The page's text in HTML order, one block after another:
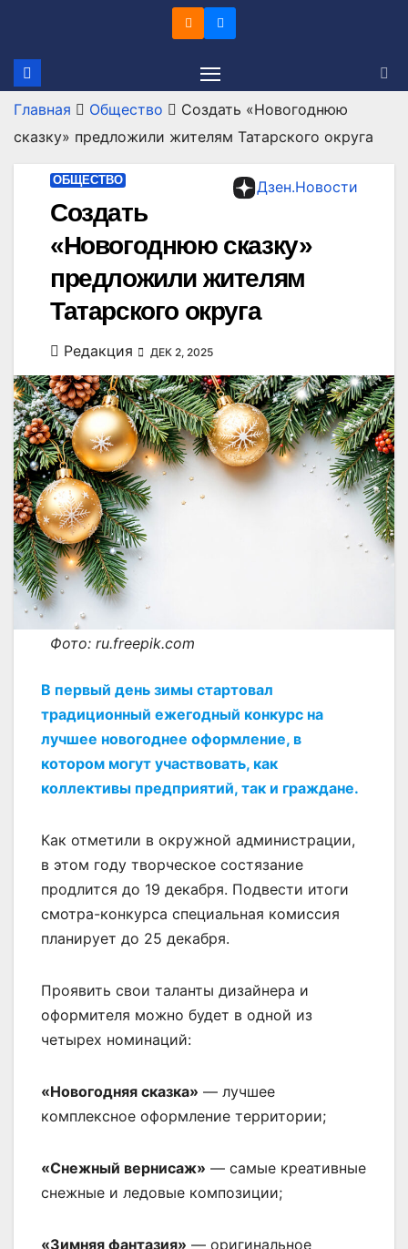
содержимому
Главная Общество
Создать «Новогоднюю
сказку» предложили жителям Татарского округа
Дзен.Новости
ОБЩЕСТВО
Создать
«Новогоднюю сказку»
предложили жителям
Татарского округа
Редакция ДЕК 2, 2025
Фото: ru.freepik.com
В первый день зимы стартовал
традиционный ежегодный конкурс на
лучшее новогоднее оформление, в
котором могут участвовать, как
коллективы предприятий, так и граждане.
Как отметили в окружной администрации,
в этом году творческое состязание
продлится до 19 декабря. Подвести итоги
смотра-конкурса специальная комиссия
планирует до 25 декабря.
Проявить свои таланты дизайнера и
оформителя можно будет в одной из
четырех номинаций:
«Новогодняя сказка» — лучшее
комплексное оформление территории;
«Снежный вернисаж» — самые креативные
снежные и ледовые композиции;
«Зимняя фантазия» — оригинальное